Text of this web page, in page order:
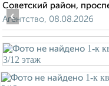
Советский район,
Агентство, 08.08.2026
‹